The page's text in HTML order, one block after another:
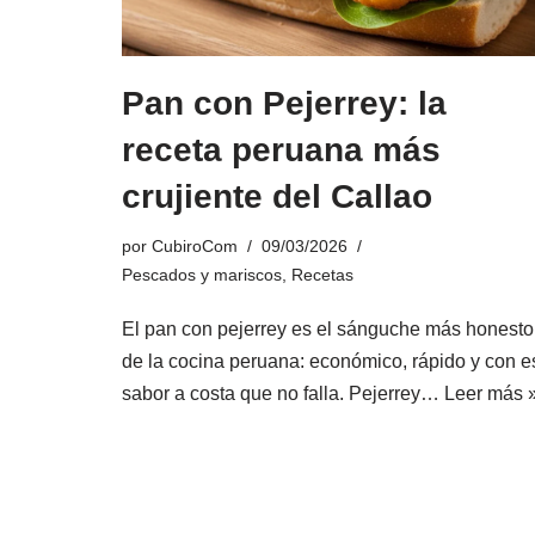
Pan con Pejerrey: la
receta peruana más
crujiente del Callao
por CubiroCom
09/03/2026
Pescados y mariscos, Recetas
El pan con pejerrey es el sánguche más honesto
de la cocina peruana: económico, rápido y con
sabor a costa que no falla. Pejerrey… Leer más